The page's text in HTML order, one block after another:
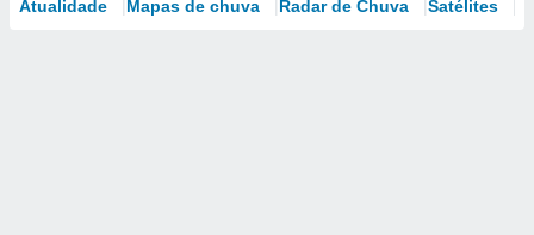
Atualidade Mapas de chuva Radar de Chuva Satélites